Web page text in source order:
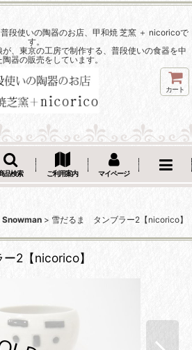
段使いの陶器のお店、甲和焼 芝窯 ＋ nicoricoで
す。
、東京の工房で制作する、普段使いの食器を中
器の販売をしています。
カート
品検索 ご利用案内 マイページ
Snowman > 雪だるま タンブラー2【nicorico】
2【nicorico】